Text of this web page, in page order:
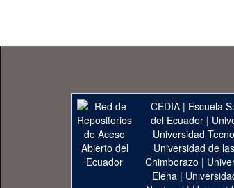
CEDIA | Escuela
del Ecuador|
Universidad
Universidad de
Chimborazo |
Elena |